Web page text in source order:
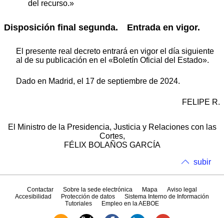
del recurso.»
Disposición final segunda. Entrada en vigor.
El presente real decreto entrará en vigor el día siguiente
al de su publicación en el «Boletín Oficial del Estado».
Dado en Madrid, el 17 de septiembre de 2024.
FELIPE R.
El Ministro de la Presidencia, Justicia y Relaciones con las
Cortes,
FÉLIX BOLAÑOS GARCÍA
subir
Contactar Sobre la sede electrónica Mapa
Aviso legal
Accesibilidad
Protección de datos
Sistema Interno de Información
Tutoriales
Empleo en la AEBOE